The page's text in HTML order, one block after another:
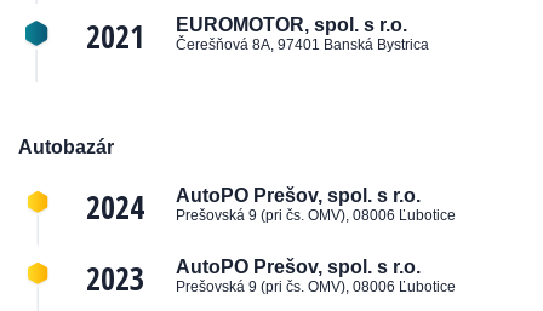
2021 EUROMOTOR, spol. s r.o.
Čerešňová 8A, 97401 Banská Bystrica
Autobazár
2024 AutoPO Prešov, spol. s r.o.
Prešovská 9 (pri čs. OMV), 08006 Ľubotice
2023 AutoPO Prešov, spol. s r.o.
Prešovská 9 (pri čs. OMV), 08006 Ľubotice